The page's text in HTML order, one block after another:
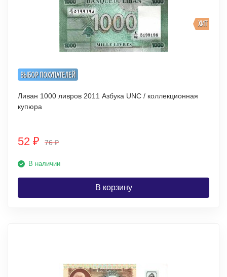
ВЫБОР ПОКУПАТЕЛЕЙ
ХИТ
Ливан 1000 ливров 2011 Азбука UNC / коллекционная
купюра
52 ₽ 76₽
В наличии
В корзину